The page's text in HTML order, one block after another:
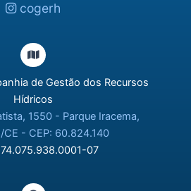
cogerh
de Gestão dos Recursos
Hídricos
1550 - Parque Iracema,
CE - CEP: 60.824.140
74.075.938.0001-07